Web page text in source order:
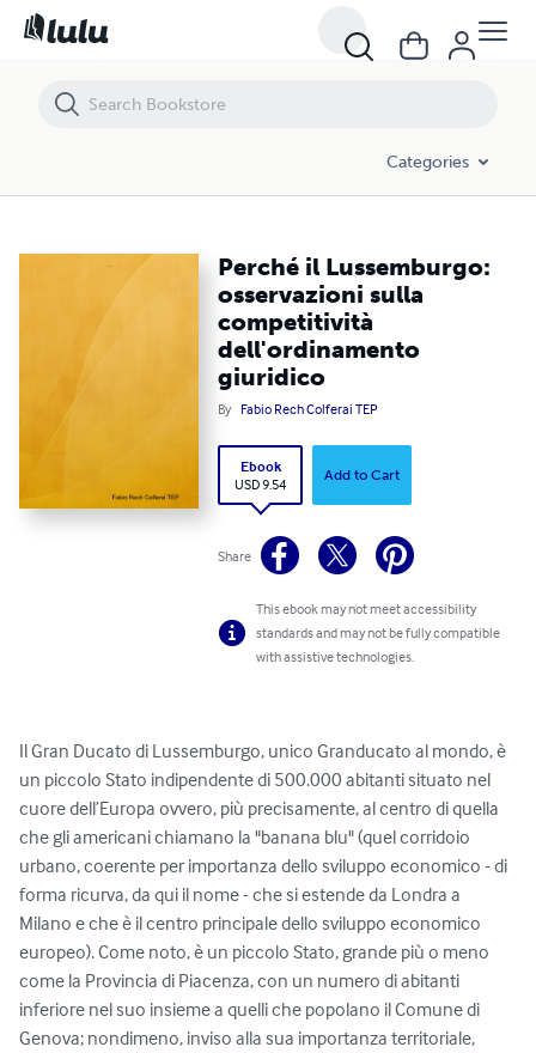
Categories
Perché il Lussemburgo:
osservazioni sulla
competitività
dell'ordinamento
giuridico
By Fabio Rech Colferai TEP
Ebook
USD 9.54
Add to Cart
Share
This ebook may not meet accessibility
standards and may not be fully compatible
with assistive technologies.
Il Gran Ducato di Lussemburgo, unico Granducato al mondo, è
un piccolo Stato indipendente di 500.000 abitanti situato nel
cuore dell’Europa ovvero, più precisamente, al centro di quella
che gli americani chiamano la "banana blu" (quel corridoio
urbano, coerente per importanza dello sviluppo economico - di
forma ricurva, da qui il nome - che si estende da Londra a
Milano e che è il centro principale dello sviluppo economico
europeo). Come noto, è un piccolo Stato, grande più o meno
come la Provincia di Piacenza, con un numero di abitanti
inferiore nel suo insieme a quelli che popolano il Comune di
Genova; nondimeno, inviso alla sua importanza territoriale,
Perché il Lussemburgo: osservazioni sulla competitività